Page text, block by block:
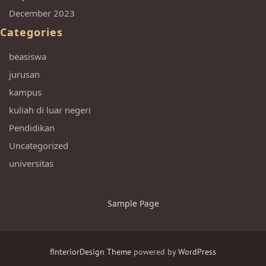
December 2023
Categories
beasiswa
jurusan
kampus
kuliah di luar negeri
Pendidikan
Uncategorized
universitas
Sample Page
fInteriorDesign Theme powered byWordPress